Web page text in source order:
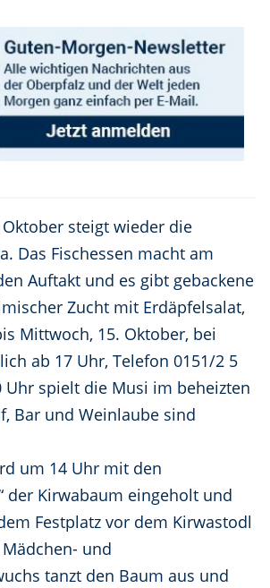
steigt wieder die
Das Fischessen macht am
Auftakt und es gibt gebackene
Zucht mit Erdäpfelsalat,
Mittwoch, 15. Oktober, bei
ab 17 Uhr, Telefon 0151/2 5
Uhr spielt die Musi im beheizten
Bar und Weinlaube sind
um 14 Uhr mit den
der Kirwabaum eingeholt und
Festplatz vor dem Kirwastodl
und
tanzt den Baum aus und